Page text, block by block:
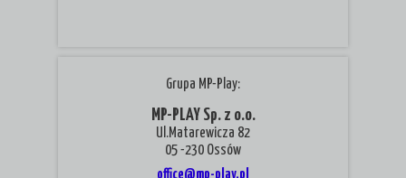
Grupa MP-Play:
MP-PLAY Sp. z o.o.
Ul.Matarewicza 82
05 -230 Ossów
office@mp-play.pl